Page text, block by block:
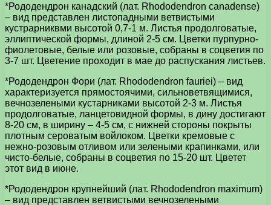
*Рододендрон канадский (лат. Rhododendron canadense)
– вид представлен листопадными ветвистыми
кустрарниквми высотой 0,7-1 м. Листья продолговатые,
эллиптической формы, длиной 2-5 см. Цветки пурпурно-
фиолетовые, белые или розовые, собраны в соцветия по
3-7 шт. Цветение проходит в мае до распускания листьев.
*Рододендрон Фори (лат. Rhododendron fauriei) – вид
характеризуется прямостоячими, сильноветвящимися,
вечнозелеными кустарниками высотой 2-3 м. Листья
продолговатые, ланцетовидной формы, в дину достигают
8-20 см, в ширину – 4-5 см, с нижней стороны покрыты
плотным сероватым войлоком. Цветки кремовые с
нежно-розовым отливом или зелеными крапинками, или
чисто-белые, собраны в соцветия по 15-20 шт. Цветет
этот вид в июне.
*Рододендрон крупнейший (лат. Rhododendron maximum)
– вид представлен ветвистыми вечнозелеными